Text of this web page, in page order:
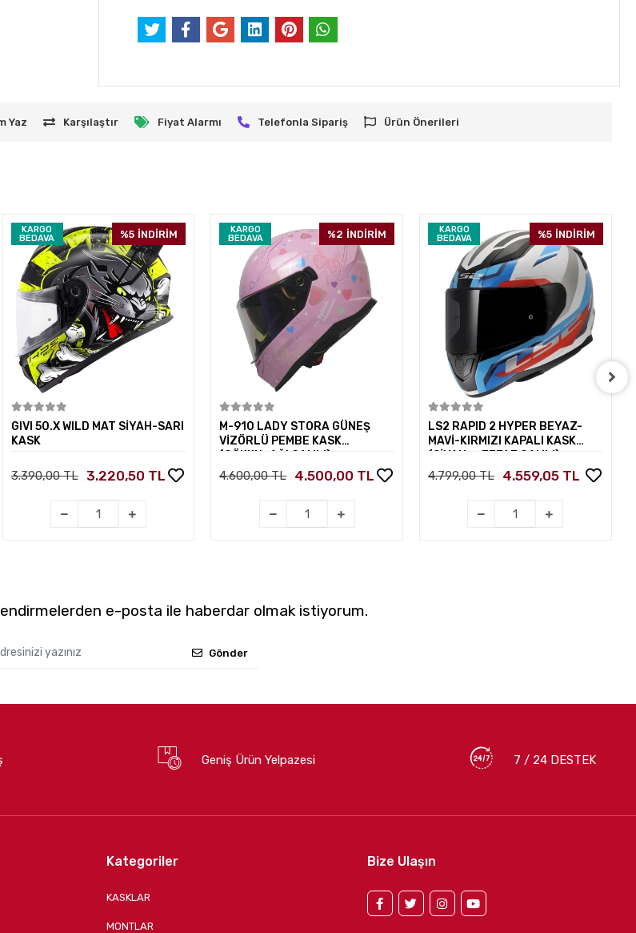
Yaz Karşılaştır Fiyat Alarmı Telefonla Sipariş Ürün Önerileri
KARGO
BEDAVA
%5 İNDİRİM
GIVI 50.X WILD MAT SİYAH-SARI
KASK
3.390,00 TL 3.220,50 TL
KARGO
BEDAVA
%2 İNDİRİM
M-910 LADY STORA GÜNEŞ
VİZÖRLÜ PEMBE KASK
(GÖKKUŞAĞI CAMLI)
4.600,00 TL 4.500,00 TL
KARGO
BEDAVA
%5 İNDİRİM
LS2 RAPID 2 HYPER BEYAZ-
MAVİ-KIRMIZI KAPALI KASK
(SİYAH+ŞEFFAF CAMLI)
4.799,00 TL 4.559,05 TL
e-posta ile haberdar olmak istiyorum.
Gönder
Geniş Ürün Yelpazesi 7 / 24 DESTEK
Kategoriler
KASKLAR
MONTLAR
Bize Ulaşın